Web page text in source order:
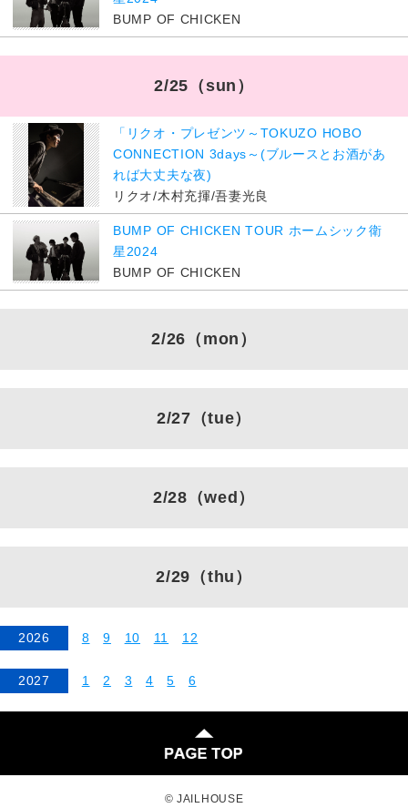
BUMP OF CHICKEN
2/25 （sun）
「リクオ・プレゼンツ～TOKUZO HOBO
CONNECTION 3days～(ブルースとお酒があ
れば大丈夫な夜)
リクオ/木村充揮/吾妻光良
BUMP OF CHICKEN TOUR ホームシック衛
星2024
BUMP OF CHICKEN
2/26 （mon）
2/27 （tue）
2/28 （wed）
2/29 （thu）
2026 8 9 10 11 12
2027 1 2 3 4 5 6
© JAILHOUSE